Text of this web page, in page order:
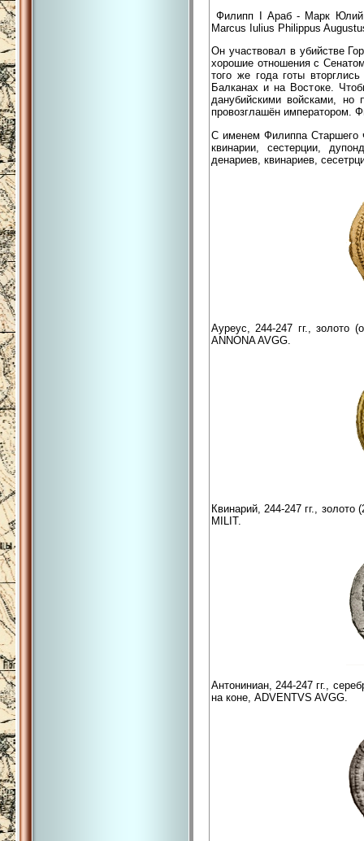
Филипп I Араб - Марк Юлий
Marcus Iulius Philippus
Он участвовал в убийстве
хорошие отношения с
того же года готы
Балканах и на Востоке.
данубийскими войсками, но
провозглашён императором.
С именем Филиппа Старшего
квинарии, сестерции,
денариев, квинариев,
Ауреус, 244-247 гг.,
ANNONA AVGG.
Квинарий, 244-247 гг.,
MILIT.
Антониниан, 244-247 гг.,
на коне, ADVENTVS AVGG.